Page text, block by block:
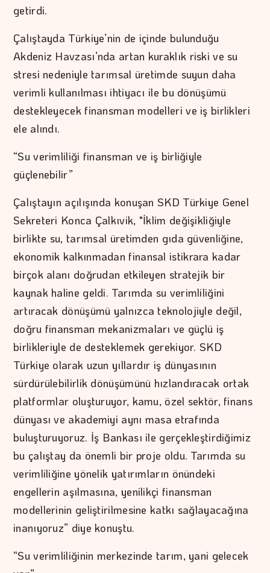
getirdi.
Çalıştayda Türkiye’nin de içinde bulunduğu
Akdeniz Havzası’nda artan kuraklık riski ve su
stresi nedeniyle tarımsal üretimde suyun daha
verimli kullanılması ihtiyacı ile bu dönüşümü
destekleyecek finansman modelleri ve iş birlikleri
ele alındı.
“Su verimliliği finansman ve iş birliğiyle
güçlenebilir”
Çalıştayın açılışında konuşan SKD Türkiye Genel
Sekreteri Konca Çalkıvik, "İklim değişikliğiyle
birlikte su, tarımsal üretimden gıda güvenliğine,
ekonomik kalkınmadan finansal istikrara kadar
birçok alanı doğrudan etkileyen stratejik bir
kaynak haline geldi. Tarımda su verimliliğini
artıracak dönüşümü yalnızca teknolojiyle değil,
doğru finansman mekanizmaları ve güçlü iş
birlikleriyle de desteklemek gerekiyor. SKD
Türkiye olarak uzun yıllardır iş dünyasının
sürdürülebilirlik dönüşümünü hızlandıracak ortak
platformlar oluşturuyor, kamu, özel sektör, finans
dünyası ve akademiyi aynı masa etrafında
buluşturuyoruz. İş Bankası ile gerçekleştirdiğimiz
bu çalıştay da önemli bir proje oldu. Tarımda su
verimliliğine yönelik yatırımların önündeki
engellerin aşılmasına, yenilikçi finansman
modellerinin geliştirilmesine katkı sağlayacağına
inanıyoruz” diye konuştu.
“Su verimliliğinin merkezinde tarım, yani gelecek